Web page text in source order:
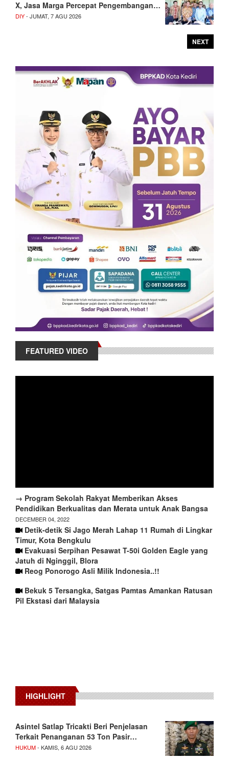
X, Jasa Marga Percepat Pengembangan…
DIY- JUMAT, 7 AGU 2026
NEXT
FEATURED VIDEO
→ Program Sekolah Rakyat Memberikan Akses
Pendidikan Berkualitas dan Merata untuk Anak Bangsa
DECEMBER 04, 2022
Detik-detik Si Jago Merah Lahap 11 Rumah di Lingkar
Timur, Kota Bengkulu
Evakuasi Serpihan Pesawat T-50i Golden Eagle yang
Jatuh di Nginggil, Blora
Reog Ponorogo Asli Milik Indonesia..!!
Bekuk 5 Tersangka, Satgas Pamtas Amankan Ratusan
Pil Ekstasi dari Malaysia
HIGHLIGHT
Asintel Satlap Tricakti Beri Penjelasan
Terkait Penanganan 53 Ton Pasir…
HUKUM- KAMIS, 6 AGU 2026